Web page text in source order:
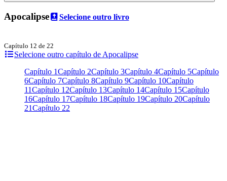
Apocalipse Selecione outro livro
Capítulo 12 de 22
Selecione outro capítulo de Apocalipse
Capítulo 1Capítulo 2Capítulo 3Capítulo 4Capítulo 5Capítulo
6Capítulo 7Capítulo 8Capítulo 9Capítulo 10Capítulo
11Capítulo 12Capítulo 13Capítulo 14Capítulo 15Capítulo
16Capítulo 17Capítulo 18Capítulo 19Capítulo 20Capítulo
21Capítulo 22